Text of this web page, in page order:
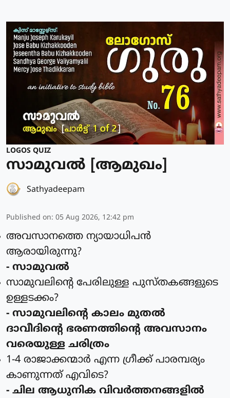
LOGOS QUIZ
സാമുവൽ [ആമുഖം]
Sathyadeepam
Published on: 05 Aug 2026, 12:42 pm
അവസാനത്തെ ന്യായാധിപന്‍
ആരായിരുന്നു?
- സാമുവല്‍
സാമുവലിന്റെ പേരിലുള്ള പുസ്തകങ്ങളുടെ
ഉള്ളടക്കം?
- സാമുവലിന്റെ കാലം മുതല്‍
ദാവീദിന്റെ ഭരണത്തിന്റെ അവസാനം
വരെയുള്ള ചരിത്രം
1-4 രാജാക്കന്മാര്‍ എന്ന ഗ്രീക്ക് പാരമ്പര്യം
കാണുന്നത്‌ എവിടെ?
- ചില ആധുനിക വിവര്‍ത്തനങ്ങളില്‍